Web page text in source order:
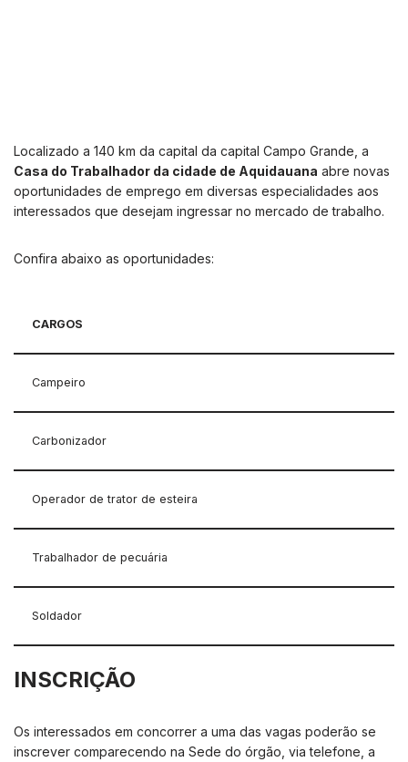
Localizado a 140 km da capital da capital Campo Grande, a
Casa do Trabalhador da cidade de Aquidauana abre novas
oportunidades de emprego em diversas especialidades aos
interessados que desejam ingressar no mercado de trabalho.
Confira abaixo as oportunidades:
CARGOS
Campeiro
Carbonizador
Operador de trator de esteira
Trabalhador de pecuária
Soldador
INSCRIÇÃO
Os interessados em concorrer a uma das vagas poderão se
inscrever comparecendo na Sede do órgão, via telefone, a